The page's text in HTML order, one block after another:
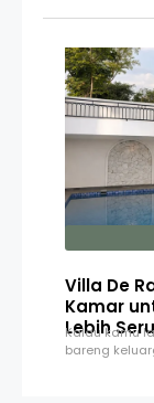
Villa De
Kamar
Lebih Seru
Kalau kamu
bareng